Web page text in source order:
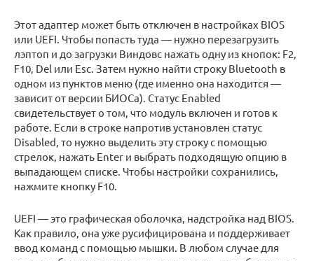
Этот адаптер может быть отключен в настройках BIOS
или UEFI. Чтобы попасть туда — нужно перезагрузить
лэптоп и до загрузки Виндовс нажать одну из кнопок: F2,
F10, Del или Esc. Затем нужно найти строку Bluetooth в
одном из пунктов меню (где именно она находится —
зависит от версии БИОСа). Статус Enabled
свидетельствует о том, что модуль включен и готов к
работе. Если в строке напротив установлен статус
Disabled, то нужно выделить эту строку с помощью
стрелок, нажать Enter и выбрать подходящую опцию в
выпадающем списке. Чтобы настройки сохранились,
нажмите кнопку F10.
UEFI — это графическая оболочка, надстройка над BIOS.
Как правило, она уже русифицирована и поддерживает
ввод команд с помощью мышки. В любом случае для